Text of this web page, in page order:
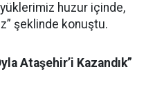
huzur içinde,
şeklinde konuştu.
Ataşehir’i Kazandık”